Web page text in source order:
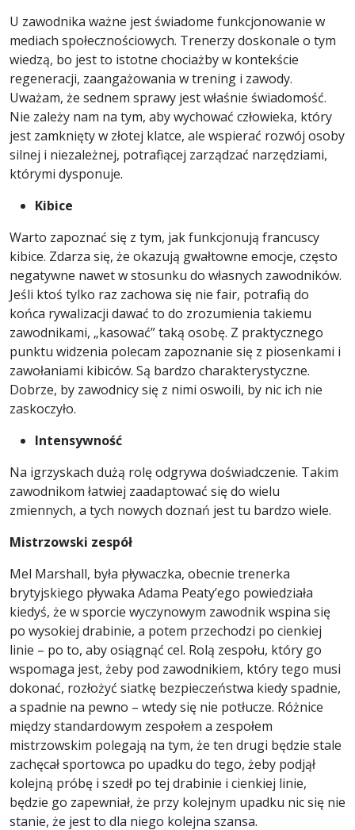
U zawodnika ważne jest świadome funkcjonowanie w
mediach społecznościowych. Trenerzy doskonale o tym
wiedzą, bo jest to istotne chociażby w kontekście
regeneracji, zaangażowania w trening i zawody.
Uważam, że sednem sprawy jest właśnie świadomość.
Nie zależy nam na tym, aby wychować człowieka, który
jest zamknięty w złotej klatce, ale wspierać rozwój osoby
silnej i niezależnej, potrafiącej zarządzać narzędziami,
którymi dysponuje.
Kibice
Warto zapoznać się z tym, jak funkcjonują francuscy
kibice. Zdarza się, że okazują gwałtowne emocje, często
negatywne nawet w stosunku do własnych zawodników.
Jeśli ktoś tylko raz zachowa się nie fair, potrafią do
końca rywalizacji dawać to do zrozumienia takiemu
zawodnikami, „kasować” taką osobę. Z praktycznego
punktu widzenia polecam zapoznanie się z piosenkami i
zawołaniami kibiców. Są bardzo charakterystyczne.
Dobrze, by zawodnicy się z nimi oswoili, by nic ich nie
zaskoczyło.
Intensywność
Na igrzyskach dużą rolę odgrywa doświadczenie. Takim
zawodnikom łatwiej zaadaptować się do wielu
zmiennych, a tych nowych doznań jest tu bardzo wiele.
Mistrzowski zespół
Mel Marshall, była pływaczka, obecnie trenerka
brytyjskiego pływaka Adama Peaty’ego powiedziała
kiedyś, że w sporcie wyczynowym zawodnik wspina się
po wysokiej drabinie, a potem przechodzi po cienkiej
linie – po to, aby osiągnąć cel. Rolą zespołu, który go
wspomaga jest, żeby pod zawodnikiem, który tego musi
dokonać, rozłożyć siatkę bezpieczeństwa kiedy spadnie,
a spadnie na pewno – wtedy się nie potłucze. Różnice
między standardowym zespołem a zespołem
mistrzowskim polegają na tym, że ten drugi będzie stale
zachęcał sportowca po upadku do tego, żeby podjął
kolejną próbę i szedł po tej drabinie i cienkiej linie,
będzie go zapewniał, że przy kolejnym upadku nic się nie
stanie, że jest to dla niego kolejna szansa.